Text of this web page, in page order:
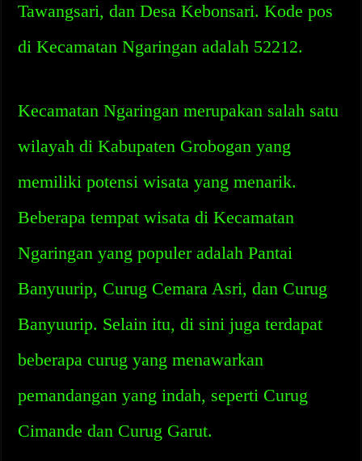
Tawangsari, dan Desa Kebonsari. Kode pos
di Kecamatan Ngaringan adalah 52212.
Kecamatan Ngaringan merupakan salah satu
wilayah di Kabupaten Grobogan yang
memiliki potensi wisata yang menarik.
Beberapa tempat wisata di Kecamatan
Ngaringan yang populer adalah Pantai
Banyuurip, Curug Cemara Asri, dan Curug
Banyuurip. Selain itu, di sini juga terdapat
beberapa curug yang menawarkan
pemandangan yang indah, seperti Curug
Cimande dan Curug Garut.